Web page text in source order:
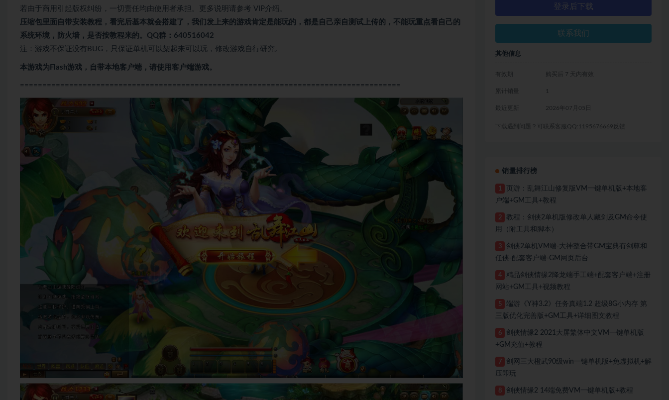
若由于商用引起版权纠纷，一切责任均由使用者承担。更多说明请参考 VIP介绍。
压缩包里面自带安装教程，看完后基本就会搭建了，我们发上来的游戏肯定是能玩的，都是自己亲自测试上传的，不能玩重点看自己的
系统环境，防火墙，是否按教程来的。QQ群：640516042
注：游戏不保证没有BUG，只保证单机可以架起来可以玩，修改游戏自行研究。
本游戏为Flash游戏，自带本地客户端，请使用客户端游戏。
=====================================================================================
登录后下载
联系我们
其他信息
有效期 购买后 7 天内有效
累计销量 1
最近更新 2026年07月05日
下载遇到问题？可联系客服QQ:1195676669反馈
销量排行榜
1
页游：乱舞江山修复版VM一键单机版+本地客
户端+GM工具+教程
2
教程：剑侠2单机版修改单人藏剑及GM命令使
用（附工具和脚本）
3
剑侠2单机VM端-大神整合带GM宝典有剑尊和
任侠-配套客户端-GM网页后台
4
精品剑侠情缘2降龙端手工端+配套客户端+注册
网站+GM工具+视频教程
5
端游《Y神3.2》任务真端1.2 超级8G小内存 第
三版优化完善版+GM工具+详细图文教程
6
剑侠情缘2 2021大屏繁体中文VM一键单机版
+GM充值+教程
7
剑网三大橙武90级win一键单机版+免虚拟机+解
压即玩
8 剑侠情缘2 14端免费VM一键单机版+教程